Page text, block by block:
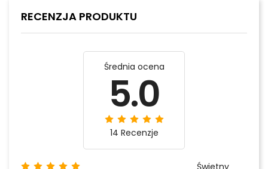
RECENZJA PRODUKTU
Średnia ocena
5.0
14 Recenzje